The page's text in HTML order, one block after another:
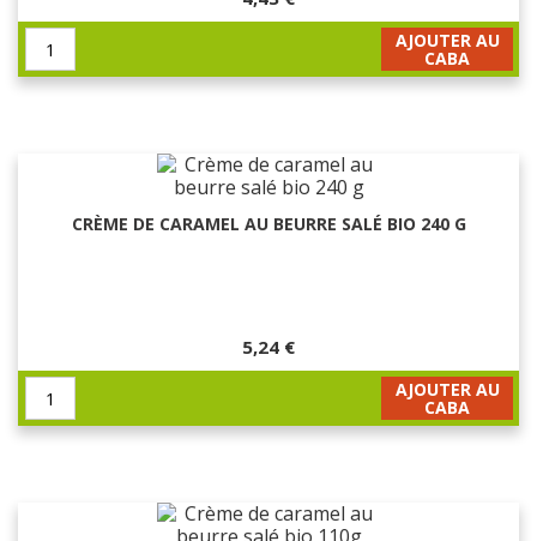
AJOUTER AU
CABA
CRÈME DE CARAMEL AU BEURRE SALÉ BIO 240 G
5,24 €
AJOUTER AU
CABA